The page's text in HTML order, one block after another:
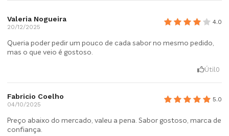
Valeria Nogueira
20/12/2025
4.0
Queria poder pedir um pouco de cada sabor no mesmo pedido,
mas o que veio é gostoso.
Útil 0
Fabricio Coelho
04/10/2025
5.0
Preço abaixo do mercado, valeu a pena. Sabor gostoso, marca de
confiança.